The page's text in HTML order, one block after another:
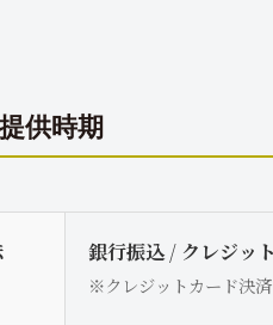
供時期
銀行振込 / クレジッ
※クレジットカード決済